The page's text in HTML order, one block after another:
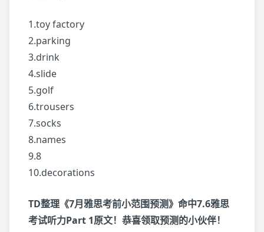
1.toy factory
2.parking
3.drink
4.slide
5.golf
6.trousers
7.socks
8.names
9.8
10.decorations
TD整理《7月雅思考前小范围预测》命中7.6雅思
考试听力Part 1原文！恭喜领取预测的小伙伴！